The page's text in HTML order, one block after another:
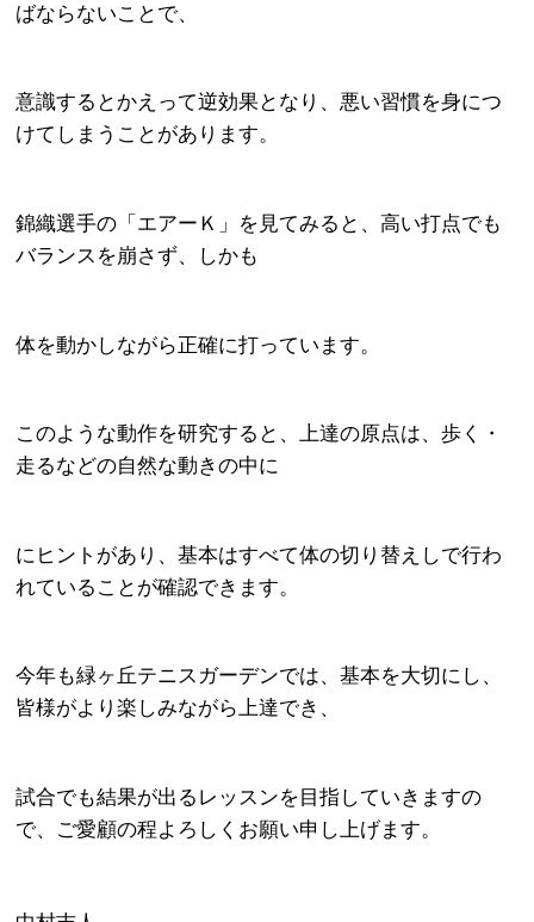
ばならないことで、
意識するとかえって逆効果となり、悪い習慣を身につ
けてしまうことがあります。
錦織選手の「エアーＫ」を見てみると、高い打点でも
バランスを崩さず、しかも
体を動かしながら正確に打っています。
このような動作を研究すると、上達の原点は、歩く・
走るなどの自然な動きの中に
にヒントがあり、基本はすべて体の切り替えしで行わ
れていることが確認できます。
今年も緑ヶ丘テニスガーデンでは、基本を大切にし、
皆様がより楽しみながら上達でき、
試合でも結果が出るレッスンを目指していきますの
で、ご愛顧の程よろしくお願い申し上げます。